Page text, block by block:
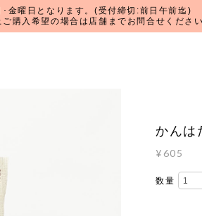
金曜日となります。(受付締切:前日午前迄)
購入希望の場合は店舗までお問合せください
かん
¥605
数量